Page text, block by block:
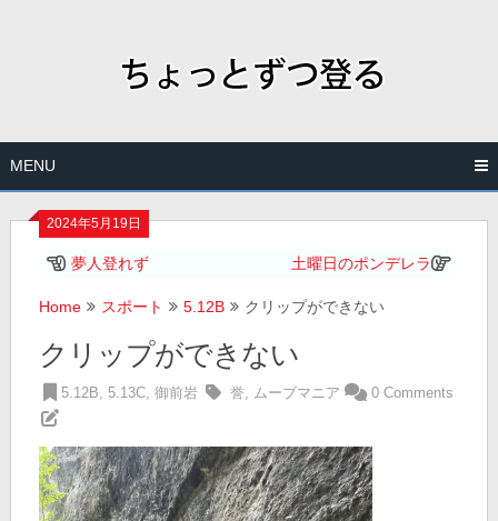
MENU
2024年5月19日
夢人登れず 土曜日のポンデレラ
Home スポート 5.12B クリップができない
クリップができない
5.12B,5.13C,御前岩 誉, ムーブマニア 0 Comments